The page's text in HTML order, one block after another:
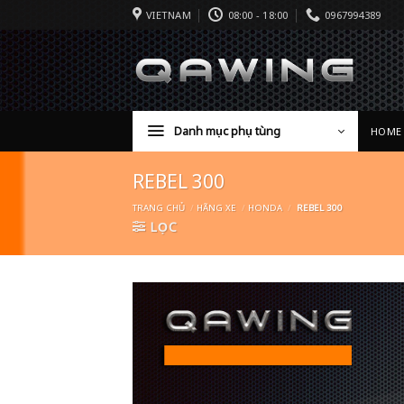
VIETNAM 08:00 - 18:00 0967994389
Danh mục phụ tùng HOME
REBEL 300
TRANG CHỦ / HÃNG XE / HONDA / REBEL 300
LỌC